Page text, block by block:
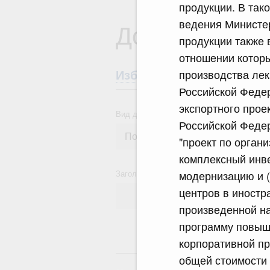
продукции. В
ведения
продукции
отношении
производства
Российской
экспортного
Российской
"проект по
комплексный
модернизацию и
центров в
произведенной
программу
корпоративной
общей
Документы
Избранные документы
Вид документа
Заголовок или текст документа